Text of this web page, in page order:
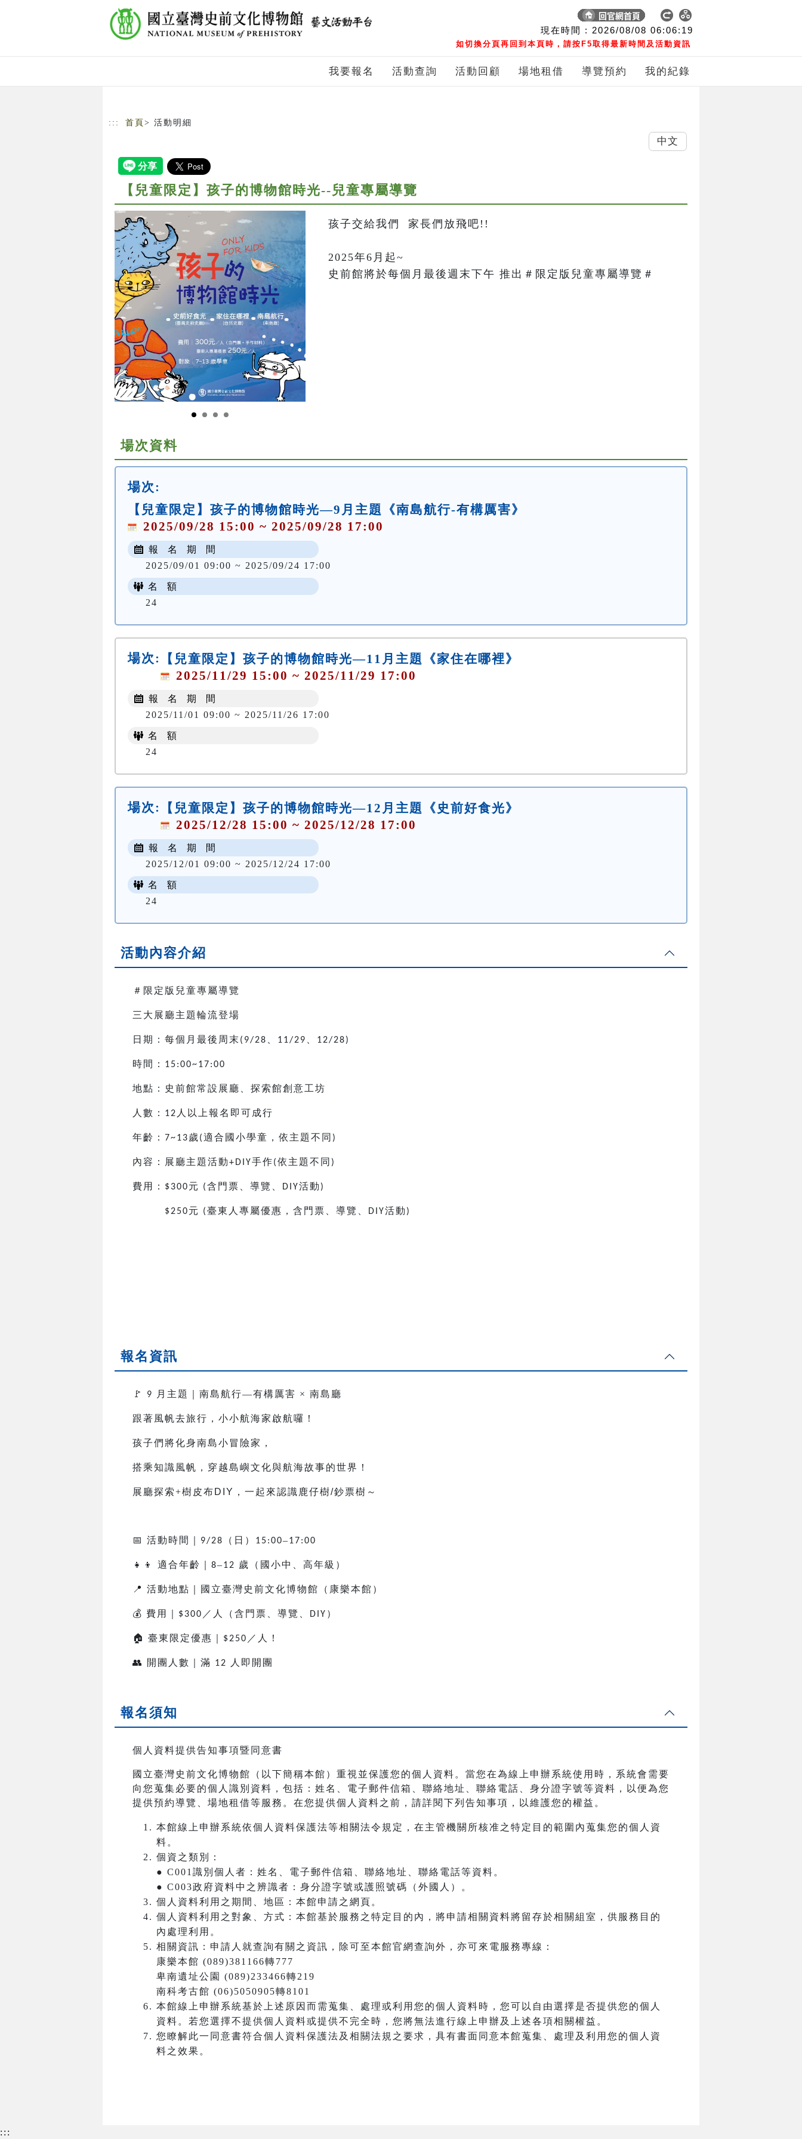
現在時間 : 2026/08/08 06:06:20
如切換分頁再回到本頁時，請按F5取得最新時間及活動資訊
我要報名 活動查詢 活動回顧 場地租借 導覽預約 我的紀錄
::: 首頁 > 活動明細
【兒童限定】孩子的博物館時光--兒童專屬導覽
孩子交給我們  家長們放飛吧!!
2025年6月起~
史前館將於每個月最後週末下午 推出＃限定版兒童專屬導覽＃
場次資料
場次:
【兒童限定】孩子的博物館時光—9月主題《南島航行-有構厲害》
2025/09/28 15:00 ~ 2025/09/28 17:00
報 名 期 間
2025/09/01 09:00 ~ 2025/09/24 17:00
名 額
24
場次:
【兒童限定】孩子的博物館時光—11月主題《家住在哪裡》
2025/11/29 15:00 ~ 2025/11/29 17:00
報 名 期 間
2025/11/01 09:00 ~ 2025/11/26 17:00
名 額
24
場次:
【兒童限定】孩子的博物館時光—12月主題《史前好食光》
2025/12/28 15:00 ~ 2025/12/28 17:00
報 名 期 間
2025/12/01 09:00 ~ 2025/12/24 17:00
名 額
24
活動內容介紹
＃限定版兒童專屬導覽
三大展廳主題輪流登場
日期：每個月最後周末 (9/28 11/29 12/28)
時間： 15:00~17:00
地點：史前館常設展廳、探索館創意工坊
人數： 12 人以上報名即可成行
年齡： 7~13歲(適合國小學童，依主題不同 )
內容：展廳主題活動+DIY手作(依主題不同 )
費用： $300元 (含門票、導覽、 DIY活動 )
$250元 (臺東人專屬優惠，含門票、導覽、 DIY活動 )
報名資訊
🚩 9 月主題｜南島航行—有構厲害 × 南島廳
跟著風帆去旅行，小小航海家啟航囉！
孩子們將化身南島小冒險家，
搭乘知識風帆，穿越島嶼文化與航海故事的世界！
展廳探索+樹皮布 DIY ，一起來認識鹿仔樹/鈔票樹～
📅 活動時間｜ 9/28 （日） 15:00–17:00
👧👦 適合年齡｜ 8–12 歲（國小中、高年級）
📍 活動地點｜國立臺灣史前文化博物館（康樂本館）
💰 費用｜ $300 ／人（含門票、導覽、 DIY ）
🏠 臺東限定優惠｜ $250 ／人！
👥 開團人數｜滿 12 人即開團
報名須知
個人資料提供告知事項暨同意書
國立臺灣史前文化博物館（以下簡稱本館）重視並保護您的個人資料。當您在為線上申辦系統使用時，系統會需要
向您蒐集必要的個人識別資料，包括：姓名、電子郵件信箱、聯絡地址、聯絡電話、身分證字號等資料，以便為您
提供預約導覽、場地租借等服務。在您提供個人資料之前，請詳閱下列告知事項，以維護您的權益。
本館線上申辦系統依個人資料保護法等相關法令規定，在主管機關所核准之特定目的範圍內蒐集您的個人資
料。
個資之類別：
● C001識別個人者：姓名、電子郵件信箱、聯絡地址、聯絡電話等資料。
● C003政府資料中之辨識者：身分證字號或護照號碼（外國人）。
個人資料利用之期間、地區：本館申請之網頁。
個人資料利用之對象、方式：本館基於服務之特定目的內，將申請相關資料將留存於相關組室，供服務目的
內處理利用。
相關資訊：申請人就查詢有關之資訊，除可至本館官網查詢外，亦可來電服務專線：
康樂本館 (089)381166轉777
卑南遺址公園 (089)233466轉219
南科考古館 (06)5050905轉8101
本館線上申辦系統基於上述原因而需蒐集、處理或利用您的個人資料時，您可以自由選擇是否提供您的個人
資料。若您選擇不提供個人資料或提供不完全時，您將無法進行線上申辦及上述各項相關權益。
您瞭解此一同意書符合個人資料保護法及相關法規之要求，具有書面同意本館蒐集、處理及利用您的個人資
料之效果。
:::